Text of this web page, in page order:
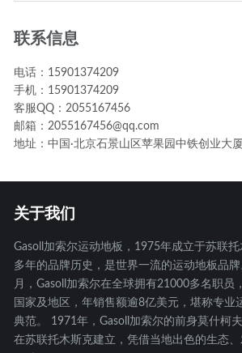
联系信息
电话：15901374209
手机：15901374209
客服QQ：2055167456
邮箱：2055167456@qq.com
地址：中国·北京石景山区苹果园中铁创业大厦
关于我们
Gasoll加索尔运动地板，1975年成立于苏联
多年的品牌历史，是世界一流的运动地板品
月，Gasoll加索尔在全球拥有21000多名职员
国家及地区，年销售额逾8亿美元，堪称专业
典范。 1971年，Gasoll加索尔的前身莫什柯
在苏联托木斯克建立，凭借当地出色的生态